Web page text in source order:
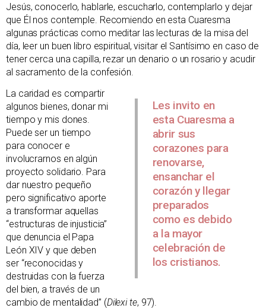
Jesús, conocerlo, hablarle, escucharlo, contemplarlo y dejar
que Él nos contemple. Recomiendo en esta Cuaresma
algunas prácticas como meditar las lecturas de la misa del
día, leer un buen libro espiritual, visitar el Santísimo en caso de
tener cerca una capilla, rezar un denario o un rosario y acudir
al sacramento de la confesión.
Les invito en
esta Cuaresma a
abrir sus
corazones para
renovarse,
ensanchar el
corazón y llegar
preparados
como es debido
a la mayor
celebración de
los cristianos.
La caridad es compartir
algunos bienes, donar mi
tiempo y mis dones.
Puede ser un tiempo
para conocer e
involucrarnos en algún
proyecto solidario. Para
dar nuestro pequeño
pero significativo aporte
a transformar aquellas
“estructuras de injusticia”
que denuncia el Papa
León XIV y que deben
ser “reconocidas y
destruidas con la fuerza
del bien, a través de un
cambio de mentalidad” (Dilexi te, 97).